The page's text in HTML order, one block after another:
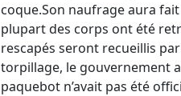
coque.Son naufrage aura
plupart des corps ont été
rescapés seront recueillis
torpillage, le gouvernement
paquebot n’avait pas été